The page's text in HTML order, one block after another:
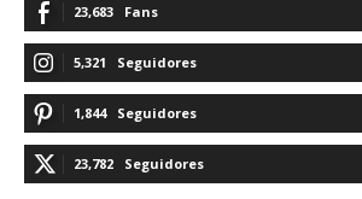
23,683 Fans
5,321 Seguidores
1,844 Seguidores
23,782 Seguidores